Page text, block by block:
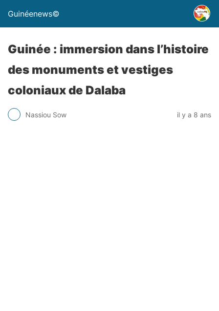
Guinéenews©
Guinée : immersion dans l’histoire
des monuments et vestiges
coloniaux de Dalaba
Nassiou Sow il y a 8 ans